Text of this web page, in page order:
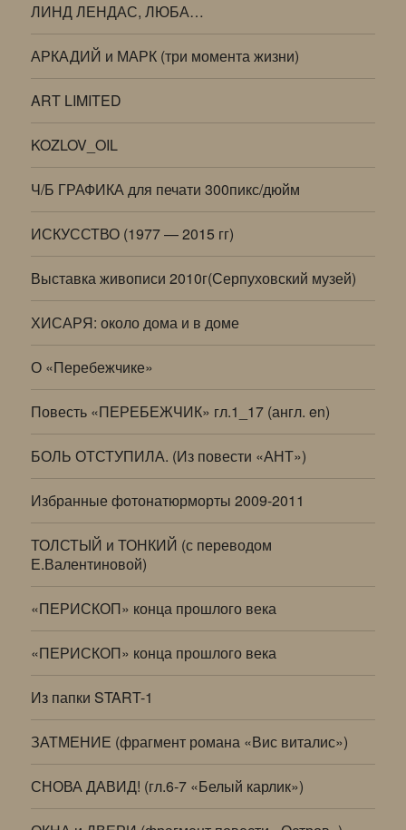
ЛИНД ЛЕНДАС, ЛЮБА…
АРКАДИЙ и МАРК (три момента жизни)
ART LIMITED
KOZLOV_OIL
Ч/Б ГРАФИКА для печати 300пикс/дюйм
ИСКУССТВО (1977 — 2015 гг)
Выставка живописи 2010г(Серпуховский музей)
ХИСАРЯ: около дома и в доме
О «Перебежчике»
Повесть «ПЕРЕБЕЖЧИК» гл.1_17 (англ. en)
БОЛЬ ОТСТУПИЛА. (Из повести «АНТ»)
Избранные фотонатюрморты 2009-2011
ТОЛСТЫЙ и ТОНКИЙ (с переводом
Е.Валентиновой)
«ПЕРИСКОП» конца прошлого века
«ПЕРИСКОП» конца прошлого века
Из папки START-1
ЗАТМЕНИЕ (фрагмент романа «Вис виталис»)
СНОВА ДАВИД! (гл.6-7 «Белый карлик»)